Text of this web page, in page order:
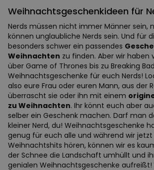
Weihnachtsgeschenkideen für
Nerds müssen nicht immer Männer sein,
können unglaubliche Nerds sein. Und für
besonders schwer ein passendes
Weihnachten zu finden. Aber wir haben
über Game of Thrones bis zu Breaking
Weihnachtsgeschenke für euch Nerds!
also eure Frau oder euren Mann, aus der
überrascht sie oder ihn mit einem
zu Weihnachten. Ihr könnt euch aber
selber ein Geschenk machen. Darf man
kleiner Nerd, du! Weihnachtsgeschenke
genug für euch alle und während wir
Weihnachtshits hören, können wir es
der Schnee die Landschaft umhüllt und
genialen Weihnachtsgeschenke aufreißt!